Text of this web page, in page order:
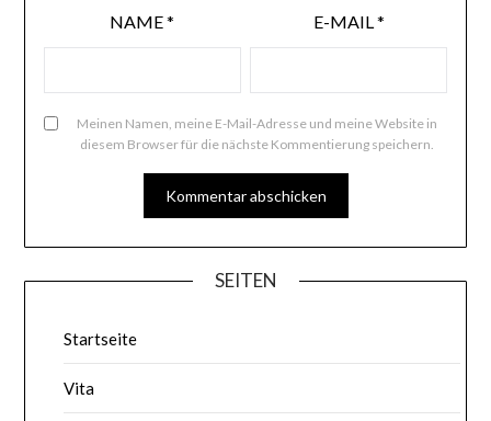
NAME* E-MAIL*
Meinen Namen, meine E-Mail-Adresse und meine Website in
diesem Browser für die nächste Kommentierung speichern.
SEITEN
Startseite
Vita